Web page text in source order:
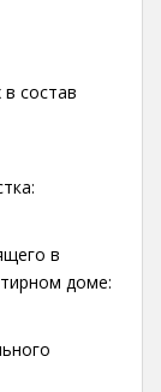
состав
в
доме: